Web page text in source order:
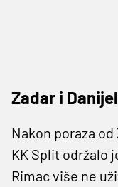
Zadar i
Nakon poraza od
KK Split održalo
Rimac više ne